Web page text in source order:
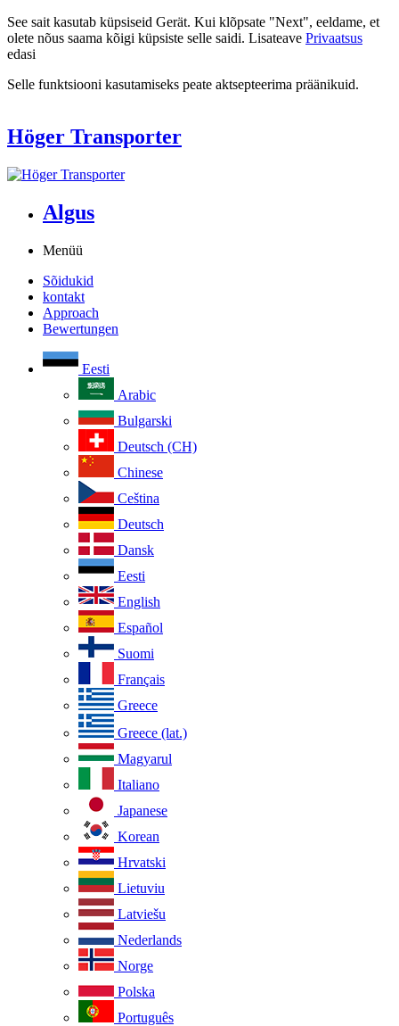
See sait kasutab küpsiseid Gerät. Kui klõpsate "Next", eeldame, et
olete nõus saama kõigi küpsiste selle saidi. Lisateave Privaatsus
edasi
Selle funktsiooni kasutamiseks peate aktsepteerima präänikuid.
Höger Transporter
Algus
Menüü
Sõidukid
kontakt
Approach
Bewertungen
Eesti
Arabic
Bulgarski
Deutsch (CH)
Chinese
Ceština
Deutsch
Dansk
Eesti
English
Español
Suomi
Français
Greece
Greece (lat.)
Magyarul
Italiano
Japanese
Korean
Hrvatski
Lietuviu
Latviešu
Nederlands
Norge
Polska
Português